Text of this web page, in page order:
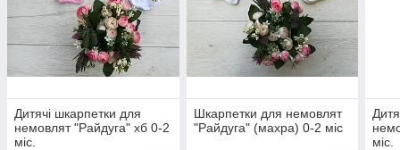
Дитячі шкарпетки для
немовлят "Райдуга" хб 0-2
міс.
Шкарпетки для немовлят
"Райдуга" (махра) 0-2 міс
міс.